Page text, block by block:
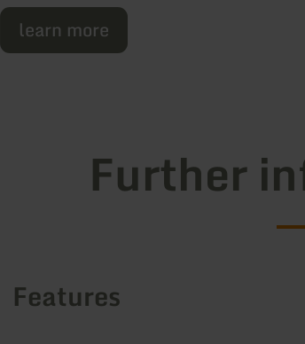
learn more
Further
Features